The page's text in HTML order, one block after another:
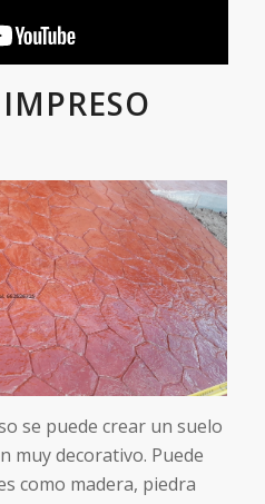
se puede crear un suelo
muy decorativo. Puede
como madera, piedra